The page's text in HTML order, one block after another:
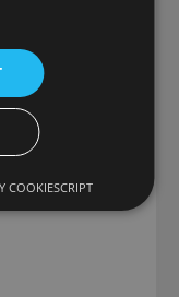
Bivitec aux
en espace confiné
COOKIESCRIPT